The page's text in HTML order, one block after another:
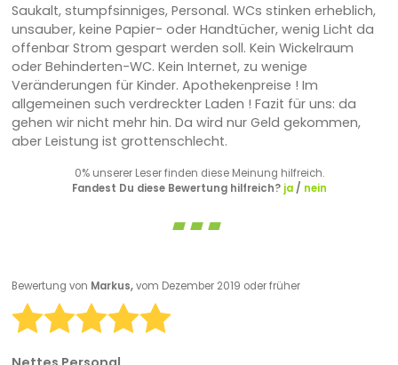
Saukalt, stumpfsinniges, Personal. WCs stinken erheblich,
unsauber, keine Papier- oder Handtücher, wenig Licht da
offenbar Strom gespart werden soll. Kein Wickelraum
oder Behinderten-WC. Kein Internet, zu wenige
Veränderungen für Kinder. Apothekenpreise ! Im
allgemeinen such verdreckter Laden ! Fazit für uns: da
gehen wir nicht mehr hin. Da wird nur Geld gekommen,
aber Leistung ist grottenschlecht.
0% unserer Leser finden diese Meinung hilfreich.
Fandest Du diese Bewertung hilfreich? ja/ nein
Bewertung von Markus,vom Dezember 2019 oder früher